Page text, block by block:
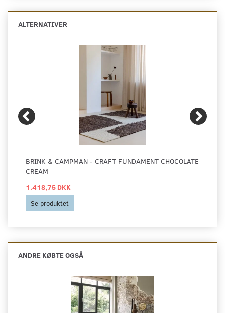
ALTERNATIVER
BRINK & CAMPMAN - CRAFT FUNDAMENT CHOCOLATE
CREAM
1.418,75 DKK
Se produktet
ANDRE KØBTE OGSÅ